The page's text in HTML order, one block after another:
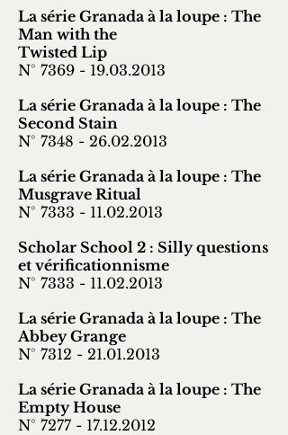
La série Granada à la loupe : The
Man with the
Twisted Lip
N° 7369 - 19.03.2013
La série Granada à la loupe : The
Second Stain
N° 7348 - 26.02.2013
La série Granada à la loupe : The
Musgrave Ritual
N° 7333 - 11.02.2013
Scholar School 2 : Silly questions
et vérificationnisme
N° 7333 - 11.02.2013
La série Granada à la loupe : The
Abbey Grange
N° 7312 - 21.01.2013
La série Granada à la loupe : The
Empty House
N° 7277 - 17.12.2012